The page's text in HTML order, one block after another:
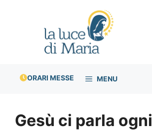
ORARI MESSE MENU
Gesù ci parla ogni